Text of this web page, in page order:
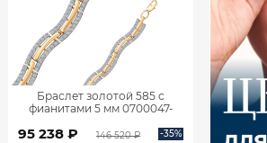
Браслет золотой 585 с
фианитами 5 мм 0700047-
95 238 ₽ 146 520 ₽ -35%